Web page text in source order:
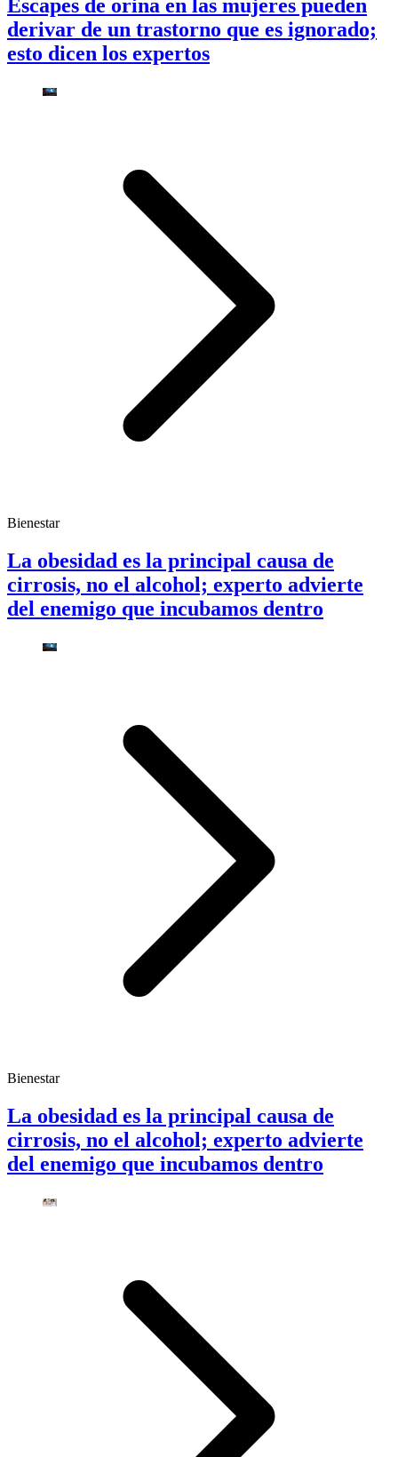
Escapes de orina en las mujeres pueden
derivar de un trastorno que es ignorado;
esto dicen los expertos
Bienestar
La obesidad es la principal causa de
cirrosis, no el alcohol; experto advierte
del enemigo que incubamos dentro
Bienestar
La obesidad es la principal causa de
cirrosis, no el alcohol; experto advierte
del enemigo que incubamos dentro